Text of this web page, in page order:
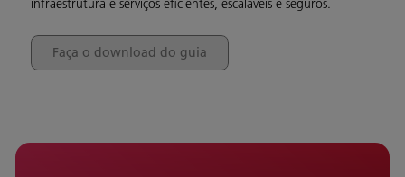
Faça o download do guia